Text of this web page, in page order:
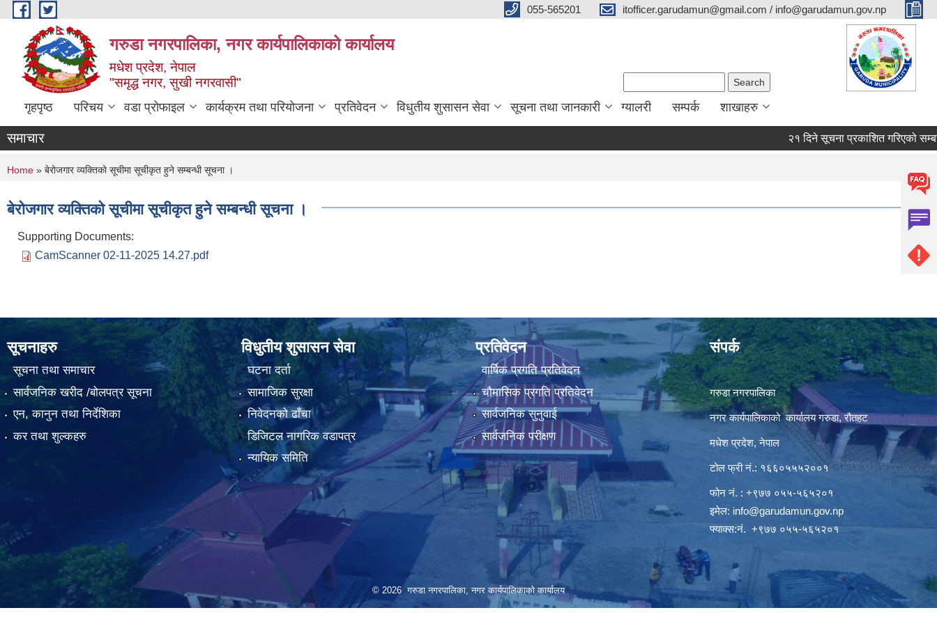
Skip to main content 055-565201 itofficer.garudamun@gmail.com / info@garudamun.gov.np
गरुडा नगरपालिका, नगर कार्यपालिकाको कार्यालय
मधेश प्रदेश, नेपाल
"समृद्ध नगर, सुखी नगरवासी"
गृहपृष्ठ परिचय वडा प्रोफाइल कार्यक्रम तथा परियोजना प्रतिवेदन विधुतीय शुसासन सेवा सूचना तथा जानकारी ग्यालरी सम्पर्क शाखाहरु
समाचार २१ दिने सूचना प्रकाशित गरिएको
You are here
Home » बेरोजगार व्यक्तिको सूचीमा सूचीकृत हुने सम्बन्धी सूचना ।
बेरोजगार व्यक्तिको सूचीमा सूचीकृत हुने सम्बन्धी सूचना ।
Supporting Documents:
CamScanner 02-11-2025 14.27.pdf
सूचनाहरु
सूचना तथा समाचार
सार्वजनिक खरीद /बोलपत्र सूचना
एन, कानुन तथा निर्देशिका
कर तथा शुल्कहरु
विधुतीय शुसासन सेवा
घटना दर्ता
सामाजिक सुरक्षा
निवेदनको ढाँचा
डिजिटल नागरिक वडापत्र
न्यायिक समिति
प्रतिवेदन
वार्षिक प्रगति प्रतिवेदन
चौमासिक प्रगति प्रतिवेदन
सार्वजनिक सुनुवाई
सार्वजनिक परीक्षण
संपर्क
गरुडा नगरपालिका
नगर कार्यपालिकाको कार्यालय गरुडा, रौतहट
मधेश प्रदेश, नेपाल
टोल फ्री नं.: १६६०५५५२००१
फोन नं. : +९७७ ०५५-५६५२०१
इमेल: info@garudamun.gov.np
फ्याक्स:नं. +९७७ ०५५-५६५२०१
© 2026 गरुडा नगरपालिका, नगर कार्यपालिकाको कार्यालय